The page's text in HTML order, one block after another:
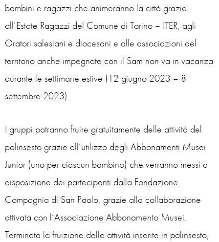
bambini e ragazzi che animeranno la città grazie
all’Estate Ragazzi del Comune di Torino – ITER, agli
Oratori salesiani e diocesani e alle associazioni del
territorio anche impegnate con il Sam non va in vacanza
durante le settimane estive (12 giugno 2023 – 8
settembre 2023).
I gruppi potranno fruire gratuitamente delle attività del
palinsesto grazie all’utilizzo degli Abbonamenti Musei
Junior (uno per ciascun bambino) che verranno messi a
disposizione dei partecipanti dalla Fondazione
Compagnia di San Paolo, grazie alla collaborazione
attivata con l’Associazione Abbonamento Musei.
Terminata la fruizione delle attività inserite in palinsesto,